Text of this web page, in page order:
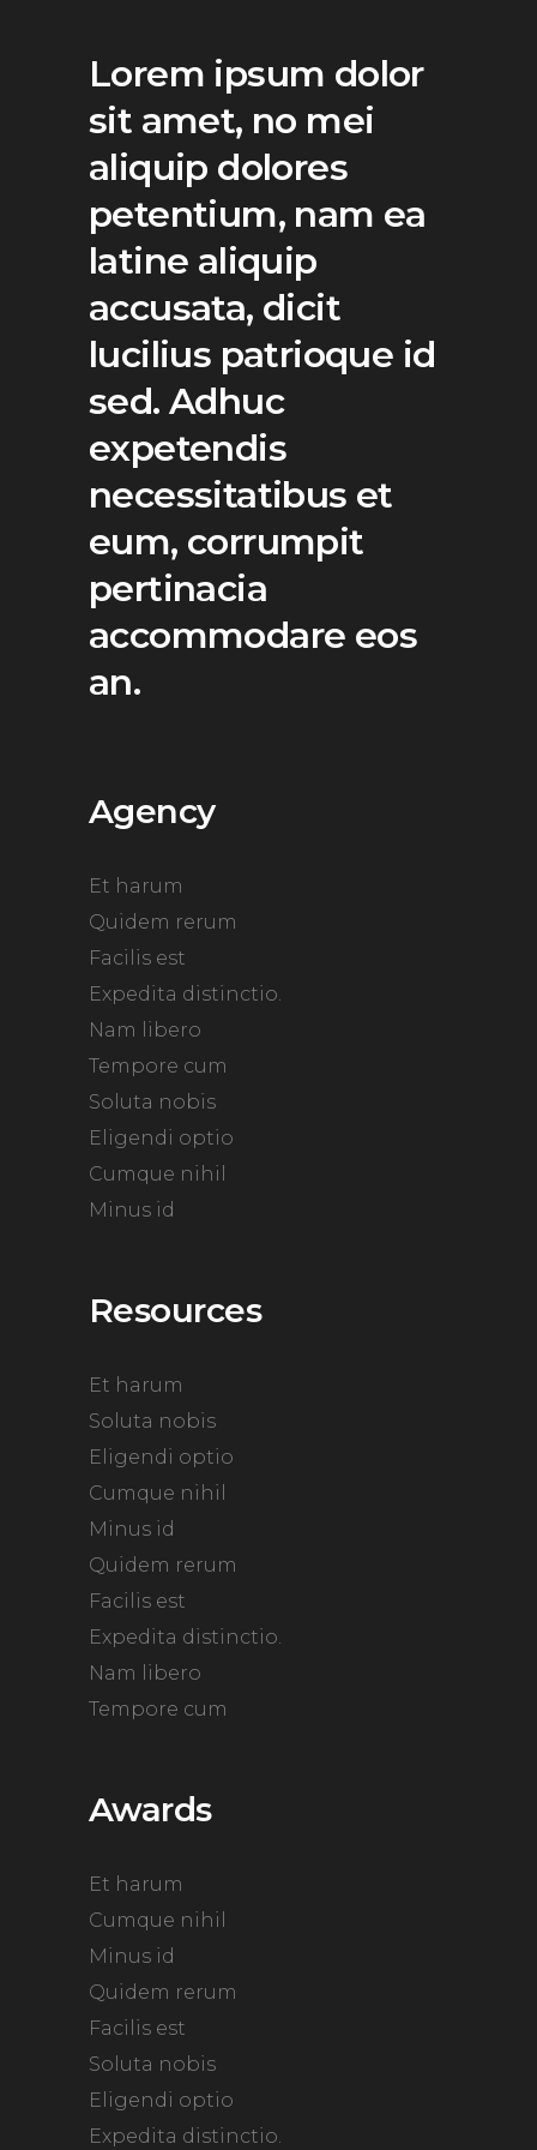
Lorem ipsum dolor
sit amet, no mei
aliquip dolores
petentium, nam ea
latine aliquip
accusata, dicit
lucilius patrioque id
sed. Adhuc
expetendis
necessitatibus et
eum, corrumpit
pertinacia
accommodare eos
an.
Agency
Et harum
Quidem rerum
Facilis est
Expedita distinctio.
Nam libero
Tempore cum
Soluta nobis
Eligendi optio
Cumque nihil
Minus id
Resources
Et harum
Soluta nobis
Eligendi optio
Cumque nihil
Minus id
Quidem rerum
Facilis est
Expedita distinctio.
Nam libero
Tempore cum
Awards
Et harum
Cumque nihil
Minus id
Quidem rerum
Facilis est
Soluta nobis
Eligendi optio
Expedita distinctio.